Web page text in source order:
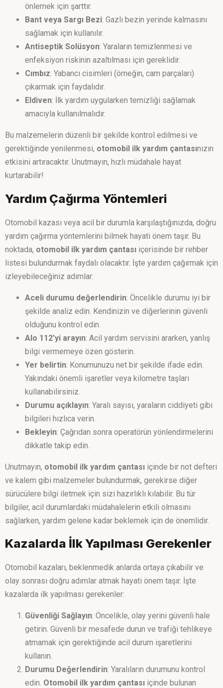
önlemek için şarttır.
Bant veya Sargı Bezi: Gazlı bezin yerinde kalmasını
sağlamak için kullanılır.
Antiseptik Solüsyon: Yaraların temizlenmesi ve
enfeksiyon riskinin azaltılması için gereklidir.
Cımbız: Yabancı cisimleri (örneğin, cam parçaları)
çıkarmak için faydalıdır.
Eldiven: İlk yardım uygularken temizliği sağlamak
amacıyla kullanılmalıdır.
Bu malzemelerin düzenli bir şekilde kontrol edilmesi ve
gerektiğinde yenilenmesi, otomobil ilk yardım çantasınızın
etkisini artıracaktır. Unutmayın, hızlı müdahale hayat
kurtarabilir!
Yardım Çağırma Yöntemleri
Otomobil kazası veya acil bir durumla karşılaştığınızda, doğru
yardım çağırma yöntemlerini bilmek hayati önem taşır. Bu
noktada, otomobil ilk yardım çantası içerisinde bir rehber
listesi bulundurmak faydalı olacaktır. İşte yardım çağırmak için
izleyebileceğiniz adımlar:
Aceli durumu değerlendirin: Öncelikle durumu iyi bir
şekilde analiz edin. Kendinizin ve diğerlerinin güvenli
olduğunu kontrol edin.
Alo 112’yi arayın: Acil yardım servisini ararken, yanlış
bilgi vermemeye özen gösterin.
Yer belirtin: Konumunuzu net bir şekilde ifade edin.
Yakındaki önemli işaretler veya kilometre taşları
kullanabilirsiniz.
Durumu açıklayın: Yaralı sayısı, yaraların ciddiyeti gibi
bilgileri hızlıca verin.
Bekleyin: Çağrıdan sonra operatörün yönlendirmelerini
dikkatle takip edin.
Unutmayın, otomobil ilk yardım çantası içinde bir not defteri
ve kalem gibi malzemeler bulundurmak, gerekirse diğer
sürücülere bilgi iletmek için sizi hazırlıklı kılabilir. Bu tür
bilgiler, acil durumlardaki müdahalelerin etkili olmasını
sağlarken, yardım gelene kadar beklemek için de önemlidir.
Kazalarda İlk Yapılması Gerekenler
Otomobil kazaları, beklenmedik anlarda ortaya çıkabilir ve
olay sonrası doğru adımlar atmak hayati önem taşır. İşte
kazalarda ilk yapılması gerekenler:
Güvenliği Sağlayın: Öncelikle, olay yerini güvenli hale
getirin. Güvenli bir mesafede durun ve trafiği tehlikeye
atmamak için gerektiğinde acil durum işaretlerini
kullanın.
Durumu Değerlendirin: Yaralıların durumunu kontrol
edin. Otomobil ilk yardım çantası içinde bulunan